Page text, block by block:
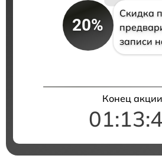
20%
Скидка
записи
Конец акции